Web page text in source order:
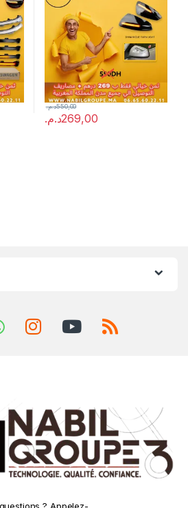
269,00د.م.
550,00د.م.